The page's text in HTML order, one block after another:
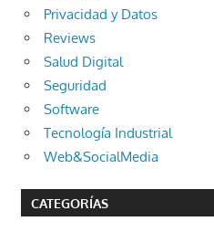
Privacidad y Datos
Reviews
Salud Digital
Seguridad
Software
Tecnología Industrial
Web&SocialMedia
CATEGORÍAS